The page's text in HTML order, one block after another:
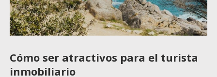
Cómo ser atractivos para el turista
inmobiliario